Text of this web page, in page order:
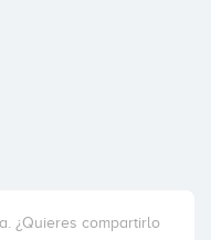
¿Quieres compartirlo